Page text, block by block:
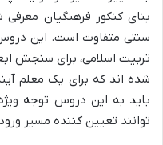
بنای کنکور فرهنگیان
سنتی متفاوت است. این
تربیت اسلامی، برای سنجش
شده اند که برای یک معلم
باید به این دروس توجه
توانند تعیین کننده مسیر